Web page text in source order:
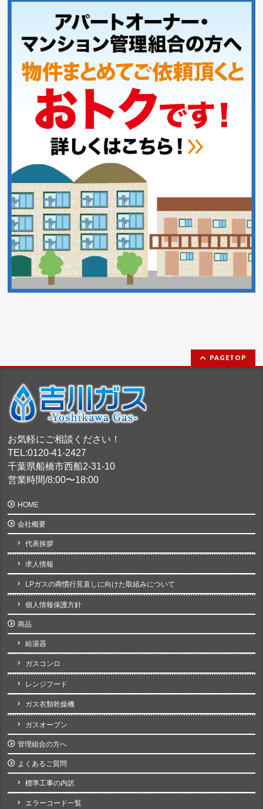
PAGETOP
お気軽にご相談ください！
TEL:0120-41-2427
千葉県船橋市西船2-31-10
営業時間/8:00〜18:00
HOME
会社概要
代表挨拶
求人情報
LPガスの商慣行見直しに向けた取組みについて
個人情報保護方針
商品
給湯器
ガスコンロ
レンジフード
ガス衣類乾燥機
ガスオーブン
管理組合の方へ
よくあるご質問
標準工事の内訳
エラーコード一覧